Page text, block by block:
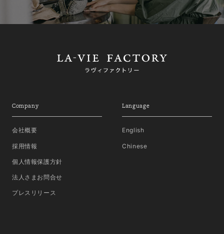
Company
会社概要
採用情報
個人情報保護方針
法人さまお問合せ
プレスリリース
Language
English
Chinese